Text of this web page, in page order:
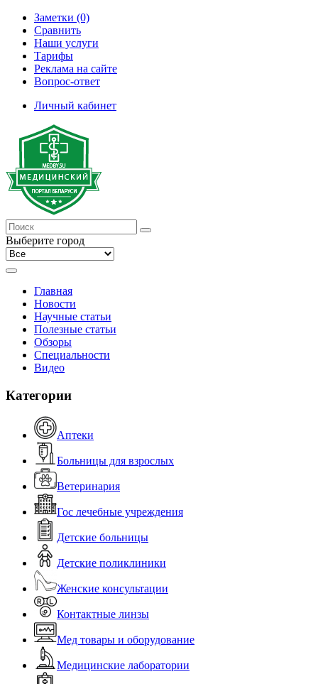
Заметки (0)
Сравнить
Наши услуги
Тарифы
Реклама на сайте
Вопрос-ответ
Личный кабинет
Выберите город
Главная
Новости
Научные статьи
Полезные статьи
Обзоры
Специальности
Видео
Категории
Аптеки
Больницы для взрослых
Ветеринария
Гос лечебные учреждения
Детские больницы
Детские поликлиники
Женские консультации
Контактные линзы
Мед товары и оборудование
Медицинские лаборатории